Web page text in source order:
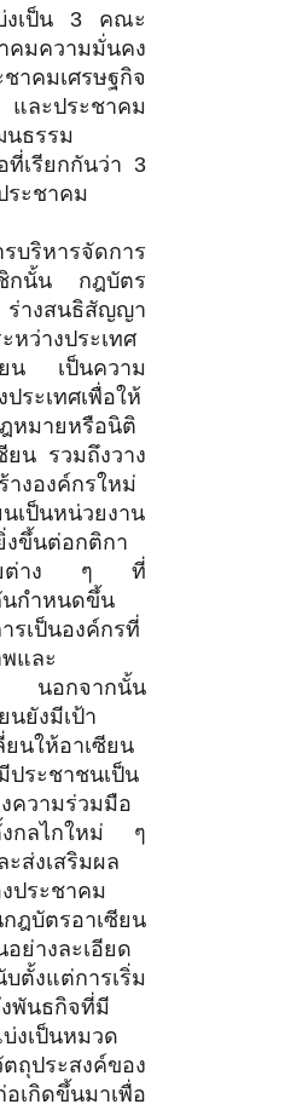
งเป็น 3 คณะ
มความมั่นคง
าคมเศรษฐกิจ
ะประชาคม
ธรรม
ที่เรียกกันว่า 3
ระชาคม
หารจัดการ
ชิกนั้น กฎบัตร
ร่างสนธิสัญญา
หว่างประเทศ
ยน เป็นความ
ระเทศเพื่อให้
หมายหรือนิติ
ยน รวมถึงวาง
างองค์กรใหม่
นเป็นหน่วยงาน
ขึ้นต่อกติกา
ยต่าง ๆ ที่
กำหนดขึ้น
รเป็นองค์กรที่
และ
นอกจากนั้น
นยังมีเป้า
ยนให้อาเซียน
ประชาชนเป็น
ความร่วมมือ
งกลไกใหม่ ๆ
ะส่งเสริมผล
ประชาคม
ฎบัตรอาเซียน
อย่างละเอียด
ตั้งแต่การเริ่ม
พันธกิจที่มี
งเป็นหมวด
ระสงค์ของ
กิดขึ้นมาเพื่อ